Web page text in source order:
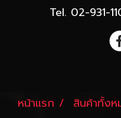
Tel. 02-931-
หน้าแรก สินค้าทั้งห